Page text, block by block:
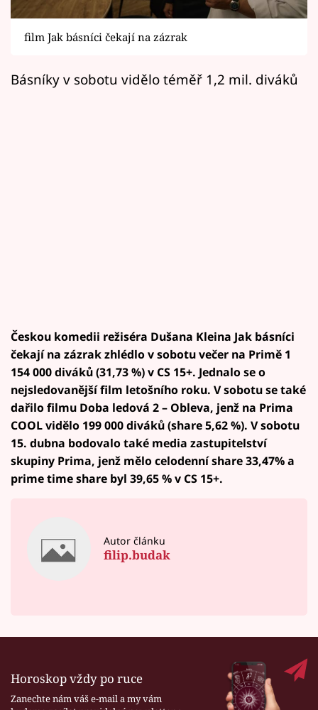
Sledujte prima+
Filmový festival Karlovy Vary
Pořady
film Jak básníci čekají na zázrak
Básníky v sobotu vidělo téměř 1,2 mil. diváků
Českou komedii režiséra Dušana Kleina Jak básníci
čekají na zázrak zhlédlo v sobotu večer na Primě 1
154 000 diváků (31,73 %) v CS 15+. Jednalo se o
nejsledovanější film letošního roku. V sobotu se také
dařilo filmu Doba ledová 2 – Obleva, jenž na Prima
COOL vidělo 199 000 diváků (share 5,62 %). V sobotu
15. dubna bodovalo také media zastupitelství
skupiny Prima, jenž mělo celodenní share 33,47% a
prime time share byl 39,65 % v CS 15+.
Autor článku
filip.budak
Horoskop vždy po ruce
Zanechte nám váš e-mail a my vám